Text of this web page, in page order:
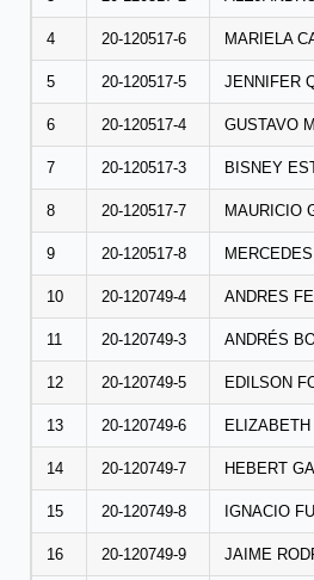
4 20-120517-6 MARIELA
5 20-120517-5 JENNIFER
6 20-120517-4 GUSTAVO
7 20-120517-3 BISNEY
8 20-120517-7 MAURICIO
9 20-120517-8
10 20-120749-4 ANDRES
11 20-120749-3 ANDRÉS
12 20-120749-5 EDILSON
13 20-120749-6
14 20-120749-7 HEBERT
15 20-120749-8 IGNACIO
16 20-120749-9 JAIME